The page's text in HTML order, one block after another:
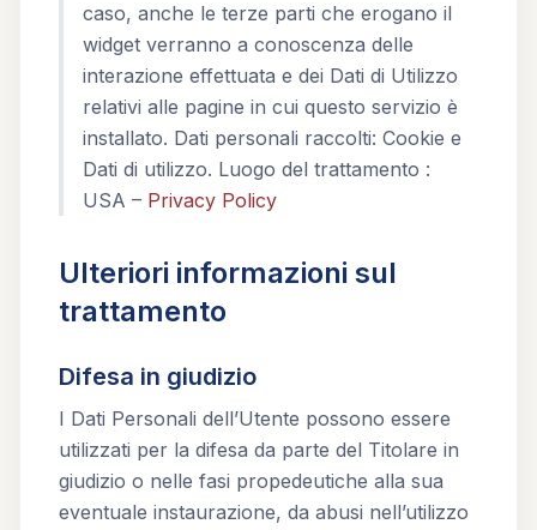
caso, anche le terze parti che erogano il
widget verranno a conoscenza delle
interazione effettuata e dei Dati di Utilizzo
relativi alle pagine in cui questo servizio è
installato. Dati personali raccolti: Cookie e
Dati di utilizzo. Luogo del trattamento :
USA – Privacy Policy
Ulteriori informazioni sul
trattamento
Difesa in giudizio
I Dati Personali dell’Utente possono essere
utilizzati per la difesa da parte del Titolare in
giudizio o nelle fasi propedeutiche alla sua
eventuale instaurazione, da abusi nell’utilizzo